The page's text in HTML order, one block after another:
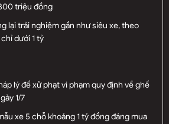
triệu đồng
lại trải nghiệm gần như siêu xe, theo
dưới 1 tỷ
lý để xử phạt vi phạm quy định về ghế
1/7
xe 5 chỗ khoảng 1 tỷ đồng đáng mua